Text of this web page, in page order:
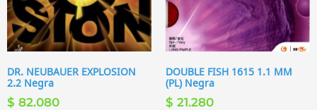
DR. NEUBAUER EXPLOSION
2.2 Negra
$ 82.080
DOUBLE FISH 1615 1.1 MM
(PL) Negra
$ 21.280